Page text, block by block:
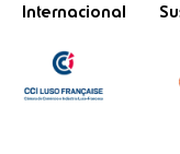
Internacional